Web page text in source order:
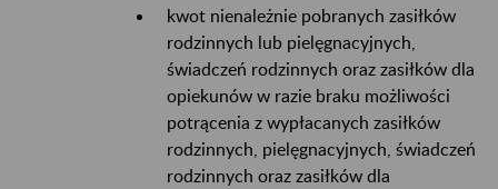
kwot nienależnie pobranych zasiłków
rodzinnych lub pielęgnacyjnych,
świadczeń rodzinnych oraz zasiłków dla
opiekunów w razie braku możliwości
potrącenia z wypłacanych zasiłków
rodzinnych, pielęgnacyjnych, świadczeń
rodzinnych oraz zasiłków dla